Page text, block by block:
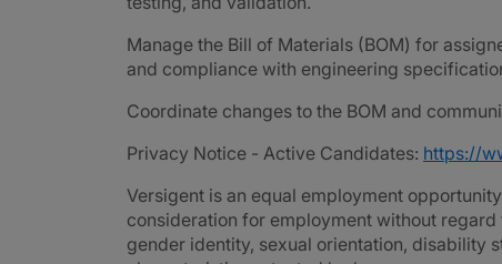
Manage the Bill of Materials (BOM) for
and compliance with engineering
Coordinate changes to the BOM and
Privacy Notice - Active Candidates: https://
Versigent is an equal employment
consideration for employment without
gender identity, sexual orientation, disability